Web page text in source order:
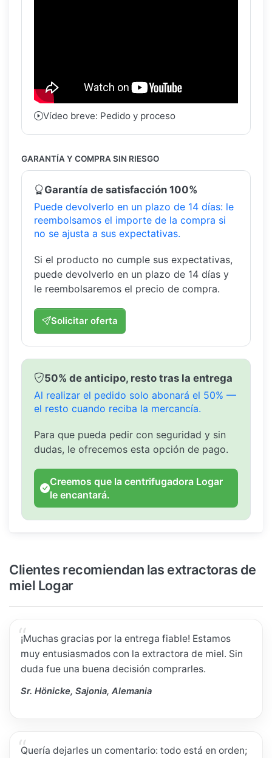
Vídeo breve: Pedido y proceso
GARANTÍA Y COMPRA SIN RIESGO
Garantía de satisfacción 100%
Puede devolverlo en un plazo de 14 días: le
reembolsamos el importe de la compra si
no se ajusta a sus expectativas.
Si el producto no cumple sus expectativas,
puede devolverlo en un plazo de 14 días y
le reembolsaremos el precio de compra.
Solicitar oferta
50% de anticipo, resto tras la entrega
Al realizar el pedido solo abonará el 50% —
el resto cuando reciba la mercancía.
Para que pueda pedir con seguridad y sin
dudas, le ofrecemos esta opción de pago.
Creemos que la centrifugadora Logar
le encantará.
Clientes recomiendan las extractoras de
miel Logar
¡Muchas gracias por la entrega fiable! Estamos
muy entusiasmados con la extractora de miel. Sin
duda fue una buena decisión comprarles.
Sr. Hönicke, Sajonia, Alemania
Quería dejarles un comentario: todo está en orden;